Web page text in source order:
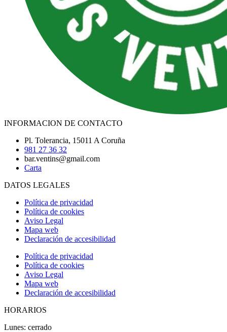
INFORMACION DE CONTACTO
Pl. Tolerancia, 15011 A Coruña
981 27 36 32
bar.ventins@gmail.com
Carta
DATOS LEGALES
Política de privacidad
Política de cookies
Aviso Legal
Mapa web
Declaración de accesibilidad
Política de privacidad
Política de cookies
Aviso Legal
Mapa web
Declaración de accesibilidad
HORARIOS
Lunes: cerrado